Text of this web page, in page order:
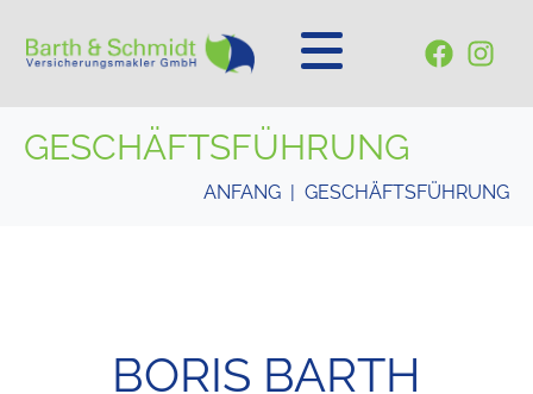
GESCHÄFTSFÜHRUNG
ANFANG GESCHÄFTSFÜHRUNG
BORIS BARTH